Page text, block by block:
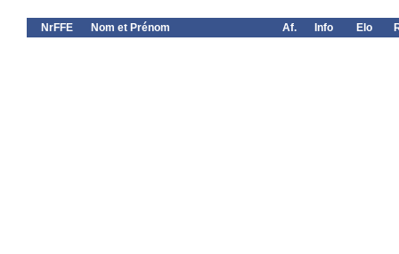
NrFFE Nom et Prénom Af. Info Elo